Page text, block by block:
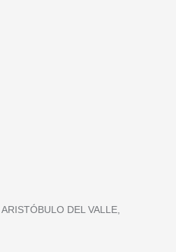
DEL VALLE,